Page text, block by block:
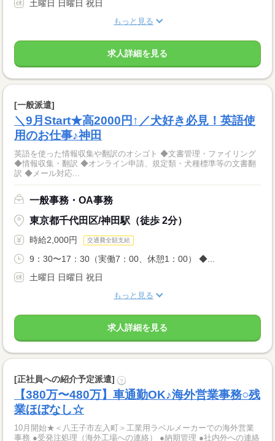
土曜日 日曜日 祝日
もっと見る
求人詳細を見る
[一般派遣]
＼9月Start★高2000円↑／犬好き必見！英語使
用のお仕事♪神田
英語を使った情報収集や翻訳のオシゴト ◆文書管理・ファイリング
◆情報収集・翻訳 ◆オンライン申請、規定類・犬種標準等の文書翻
訳 ◆メール対応...
一般事務・OA事務
東京都千代田区/神田駅（徒歩 2分）
時給2,000円 交通費全額支給
9：30〜17：30（実働7：00、休憩1：00） ◆...
土曜日 日曜日 祝日
もっと見る
求人詳細を見る
[正社員への紹介予定派遣] ?
【380万〜480万】車通勤OK♪海外営業事務○残
業ほぼなし☆
10月開始★＜八王子市左入町＞工業用ラベルメーカーでの海外営業
事務 ●受発注処理（海外工場への連絡） ●納期管理 ●社内外への連絡